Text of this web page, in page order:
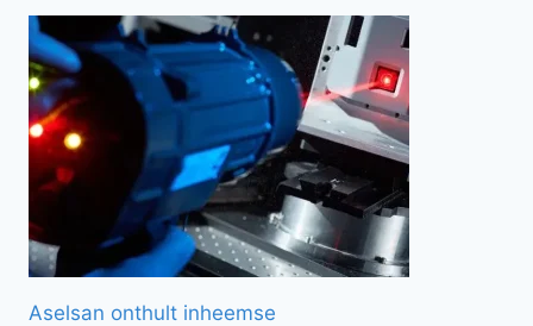
Aselsan onthult inheemse